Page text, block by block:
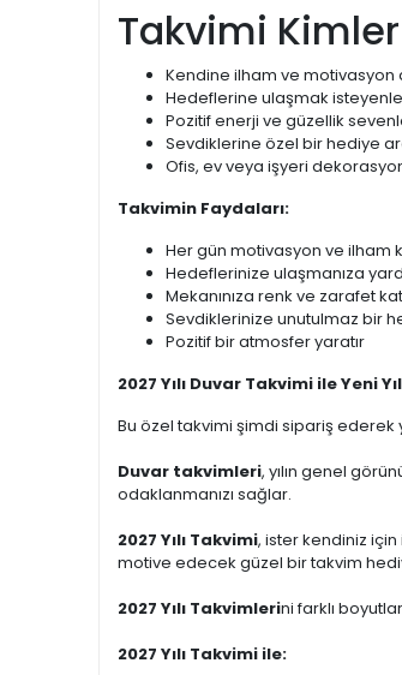
Takvimi
Kendine ilham ve motivasyon
Hedeflerine ulaşmak
Pozitif enerji ve güzellik
Sevdiklerine özel bir hediye
Ofis, ev veya işyeri
Takvimin Faydaları:
Her gün motivasyon ve ilham
Hedeflerinize ulaşmanıza
Mekanınıza renk ve zarafet
Sevdiklerinize unutulmaz bir
Pozitif bir atmosfer yaratır
2027 Yılı Duvar Takvimi ile Yeni
Bu özel takvimi şimdi sipariş ederek
Duvar takvimleri, yılın genel
odaklanmanızı sağlar.
2027 Yılı Takvimi, ister kendiniz
motive edecek güzel bir takvim
2027 Yılı Takvimlerini farklı
2027 Yılı Takvimi ile: